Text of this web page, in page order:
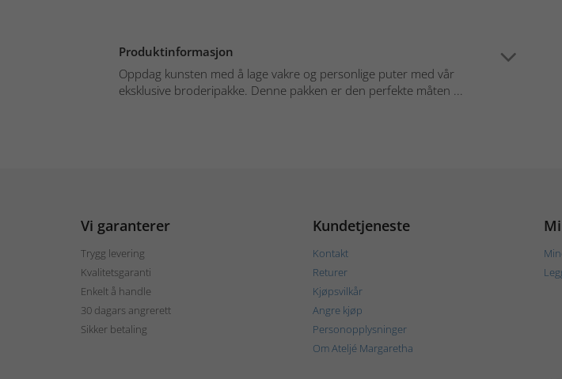
Produktinformasjon
Oppdag kunsten med å lage vakre og personlige puter med vår
eksklusive broderipakke. Denne pakken er den perfekte måten ...
Vi garanterer
Trygg levering
Kvalitetsgaranti
Enkelt å handle
30 dagars angrerett
Sikker betaling
Kundetjeneste
Kontakt
Returer
Kjøpsvilkår
Angre kjøp
Personopplysninger
Om Ateljé Margaretha